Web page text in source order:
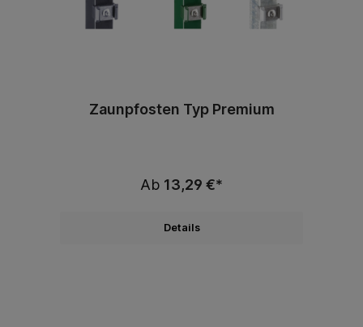
Zaunpfosten Typ Premium
Ab 13,29 €*
Details